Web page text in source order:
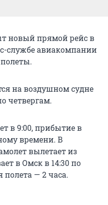
новый прямой рейс в
службе авиакомпании
на воздушном судне
четвергам.
в 9:00, прибытие в
времени. В
вылетает из
в Омск в 14:30 по
— 2 часа.